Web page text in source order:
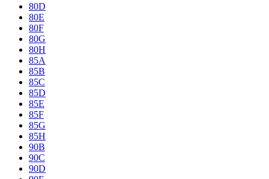
80D
80E
80F
80G
80H
85A
85B
85C
85D
85E
85F
85G
85H
90B
90C
90D